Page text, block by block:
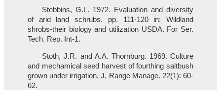
Stebbins, G.L. 1972. Evaluation and diversity
of arid land schrubs. pp. 111-120 in: Wildland
shrobs-their biology and utilization USDA. For Ser.
Tech. Rep. Int-1.
Stoth, J.R. and A.A. Thornburg. 1969. Culture
and mechamical seed harvest of fourthing saltbush
grown under irrigation. J. Range Manage. 22(1): 60-
62.